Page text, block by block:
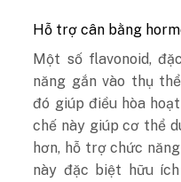
Hỗ trợ cân bằng
Một số flavonoid,
năng gắn vào thụ
đó giúp điều hòa
chế này giúp cơ thể
hơn, hỗ trợ chức
này đặc biệt hữu